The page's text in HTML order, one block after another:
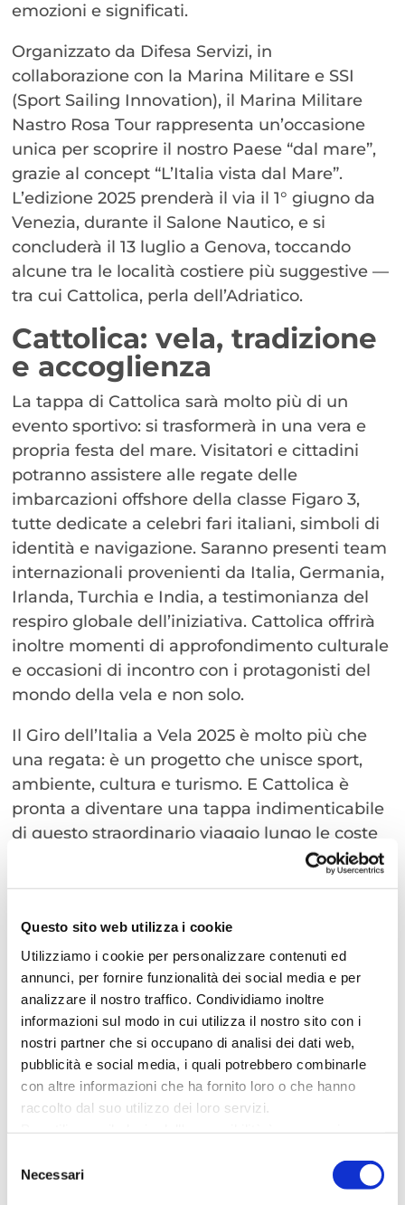
Questo sito web utilizza i cookie
Utilizziamo i cookie per personalizzare contenuti ed
annunci, per fornire funzionalità dei social media e per
analizzare il nostro traffico. Condividiamo inoltre
informazioni sul modo in cui utilizza il nostro sito con i
nostri partner che si occupano di analisi dei dati web,
pubblicità e social media, i quali potrebbero combinarle
con altre informazioni che ha fornito loro o che hanno
raccolto dal suo utilizzo dei loro servizi.
Per ulteriori informazioni è possibile consultare
Cookie Policy.
delNecessari
emozioni e significati.
Organizzato da Difesa Servizi, in
collaborazione con la Marina Militare e SSI
(Sport Sailing Innovation), il Marina Militare
Nastro Rosa Tour rappresenta un’occasione
unica per scoprire il nostro Paese “dal mare”,
grazie al concept “L’Italia vista dal Mare”.
L’edizione 2025 prenderà il via il 1° giugno da
Venezia, durante il Salone Nautico, e si
concluderà il 13 luglio a Genova, toccando
alcune tra le località costiere più suggestive —
tra cui Cattolica, perla dell’Adriatico.
Cattolica: vela, tradizione
e accoglienza
La tappa di Cattolica sarà molto più di un
evento sportivo: si trasformerà in una vera e
propria festa del mare. Visitatori e cittadini
potranno assistere alle regate delle
imbarcazioni offshore della classe Figaro 3,
tutte dedicate a celebri fari italiani, simboli di
identità e navigazione. Saranno presenti team
internazionali provenienti da Italia, Germania,
Irlanda, Turchia e India, a testimonianza del
respiro globale dell’iniziativa. Cattolica offrirà
inoltre momenti di approfondimento culturale
e occasioni di incontro con i protagonisti del
mondo della vela e non solo.
Il Giro dell’Italia a Vela 2025 è molto più che
una regata: è un progetto che unisce sport,
ambiente, cultura e turismo. E Cattolica è
pronta a diventare una tappa indimenticabile
di questo straordinario viaggio lungo le coste
2 giugno ore 18 – Inaugurazione apertura del
Villaggio e arrivo delle regate costiere dei 10
Team Figaro 3 provenienti dalle tappe
precedenti;
dal 2 al 6 giugno: dalle 9:00 alle 12:30 e dalle
14:00 alle 16:30 Open Day FIV, organizzati dalla
Federazione Italiana Vela per coinvolgere i
dalle 11:00 alle 17:00 – Regate “in Shore”delle
classi Wing e Waszp- Regata locale con i